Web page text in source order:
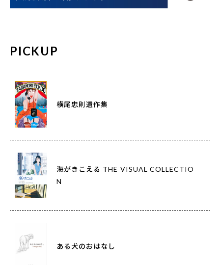
PICKUP
横尾忠則遺作集
海がきこえる THE VISUAL COLLECTIO
N
ある犬のおはなし